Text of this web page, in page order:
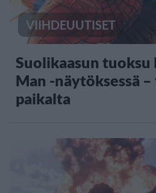
VIIHDEUUTISET
Suolikaasun tuoksu
Man -näytöksessä
paikalta